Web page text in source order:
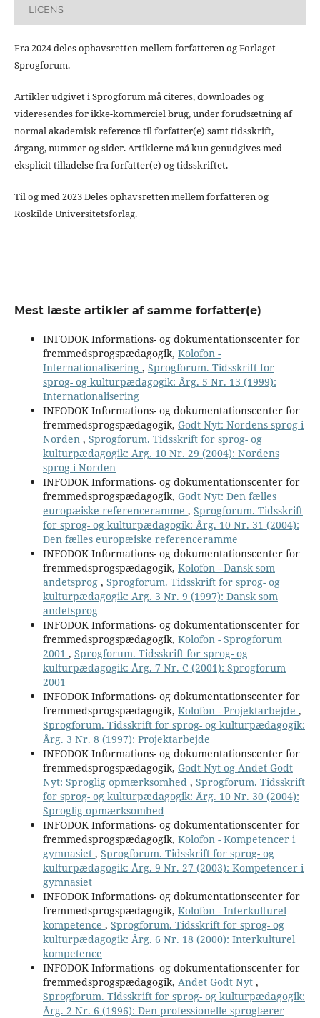
LICENS
Fra 2024 deles ophavsretten mellem forfatteren og Forlaget
Sprogforum.
Artikler udgivet i Sprogforum må citeres, downloades og
videresendes for ikke-kommerciel brug, under forudsætning af
normal akademisk reference til forfatter(e) samt tidsskrift,
årgang, nummer og sider. Artiklerne må kun genudgives med
eksplicit tilladelse fra forfatter(e) og tidsskriftet.
Til og med 2023 Deles ophavsretten mellem forfatteren og
Roskilde Universitetsforlag.
Mest læste artikler af samme forfatter(e)
INFODOK Informations- og dokumentationscenter for
fremmedsprogspædagogik, Kolofon -
Internationalisering , Sprogforum. Tidsskrift for
sprog- og kulturpædagogik: Årg. 5 Nr. 13 (1999):
Internationalisering
INFODOK Informations- og dokumentationscenter for
fremmedsprogspædagogik, Godt Nyt: Nordens sprog i
Norden , Sprogforum. Tidsskrift for sprog- og
kulturpædagogik: Årg. 10 Nr. 29 (2004): Nordens
sprog i Norden
INFODOK Informations- og dokumentationscenter for
fremmedsprogspædagogik, Godt Nyt: Den fælles
europæiske referenceramme , Sprogforum. Tidsskrift
for sprog- og kulturpædagogik: Årg. 10 Nr. 31 (2004):
Den fælles europæiske referenceramme
INFODOK Informations- og dokumentationscenter for
fremmedsprogspædagogik, Kolofon - Dansk som
andetsprog , Sprogforum. Tidsskrift for sprog- og
kulturpædagogik: Årg. 3 Nr. 9 (1997): Dansk som
andetsprog
INFODOK Informations- og dokumentationscenter for
fremmedsprogspædagogik, Kolofon - Sprogforum
2001 , Sprogforum. Tidsskrift for sprog- og
kulturpædagogik: Årg. 7 Nr. C (2001): Sprogforum
2001
INFODOK Informations- og dokumentationscenter for
fremmedsprogspædagogik, Kolofon - Projektarbejde ,
Sprogforum. Tidsskrift for sprog- og kulturpædagogik:
Årg. 3 Nr. 8 (1997): Projektarbejde
INFODOK Informations- og dokumentationscenter for
fremmedsprogspædagogik, Godt Nyt og Andet Godt
Nyt: Sproglig opmærksomhed , Sprogforum. Tidsskrift
for sprog- og kulturpædagogik: Årg. 10 Nr. 30 (2004):
Sproglig opmærksomhed
INFODOK Informations- og dokumentationscenter for
fremmedsprogspædagogik, Kolofon - Kompetencer i
gymnasiet , Sprogforum. Tidsskrift for sprog- og
kulturpædagogik: Årg. 9 Nr. 27 (2003): Kompetencer i
gymnasiet
INFODOK Informations- og dokumentationscenter for
fremmedsprogspædagogik, Kolofon - Interkulturel
kompetence , Sprogforum. Tidsskrift for sprog- og
kulturpædagogik: Årg. 6 Nr. 18 (2000): Interkulturel
kompetence
INFODOK Informations- og dokumentationscenter for
fremmedsprogspædagogik, Andet Godt Nyt ,
Sprogforum. Tidsskrift for sprog- og kulturpædagogik:
Årg. 2 Nr. 6 (1996): Den professionelle sproglærer